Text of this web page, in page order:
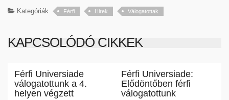
Kategóriák Férfi Hirek Válogatottak
KAPCSOLÓDÓ CIKKEK
Férfi Universiade
válogatottunk a 4.
helyen végzett
Férfi Universiade:
Elődöntőben férfi
válogatottunk